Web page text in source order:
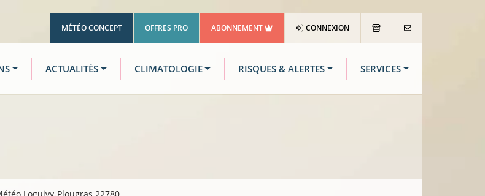
MÉTÉO CONCEPT OFFRES PRO ABONNEMENT CONNEXION
ACTUALITÉS CLIMATOLOGIE RISQUES & ALERTES SERVICES